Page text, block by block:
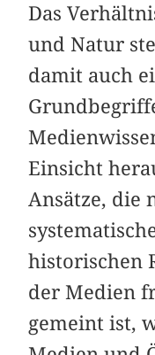
Das
und Natur
damit auch
Einsicht
Ansätze, die
historischen
der Medien
gemeint ist,